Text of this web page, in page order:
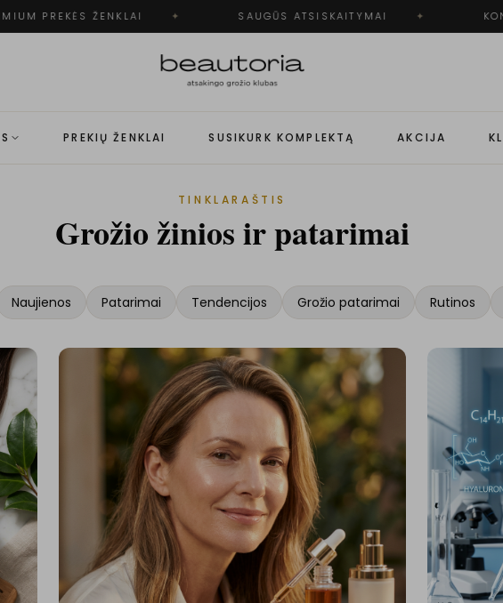
ŽENKLAI ✦ SAUGŪS ATSISKAITYMAI ✦
PREKIŲ ŽENKLAI SUSIKURK KOMPLEKTĄ AKCIJA
TINKLARAŠTIS
Grožio žinios ir patarimai
Naujienos Patarimai Tendencijos Grožio patarimai Rutinos